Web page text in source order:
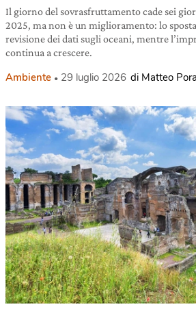
Il giorno del sovrasfruttamento cade sei
2025, ma non è un miglioramento: lo
revisione dei dati sugli oceani, mentre
continua a crescere.
Ambiente 29 luglio 2026 di Matteo